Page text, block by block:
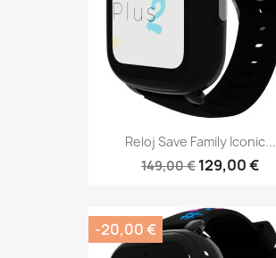
Reloj Save Family Iconic...
149,00 € 129,00 €
-20,00 €